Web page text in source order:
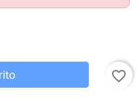
favorite_border